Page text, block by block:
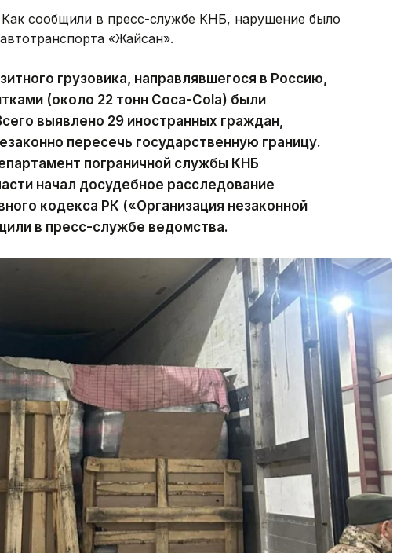
сообщили в пресс-службе КНБ, нарушение было
«Жайсан».
грузовика, направлявшегося в Россию,
(около 22 тонн Coca-Cola) были
выявлено 29 иностранных граждан,
пересечь государственную границу.
пограничной службы КНБ
начал досудебное расследование
кодекса РК («Организация незаконной
в пресс-службе ведомства.